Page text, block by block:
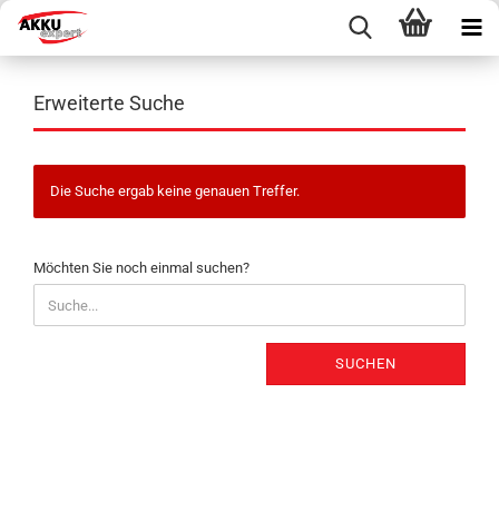
Erweiterte Suche
Die Suche ergab keine genauen Treffer.
MÖCHTEN
SIE
NOCH
EINMAL
Möchten Sie noch einmal suchen?
SUCHEN